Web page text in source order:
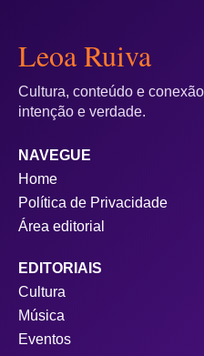
Leoa Ruiva
Cultura, conteúdo e
intenção e verdade.
NAVEGUE
Home
Política de Privacidade
Área editorial
EDITORIAIS
Cultura
Música
Eventos